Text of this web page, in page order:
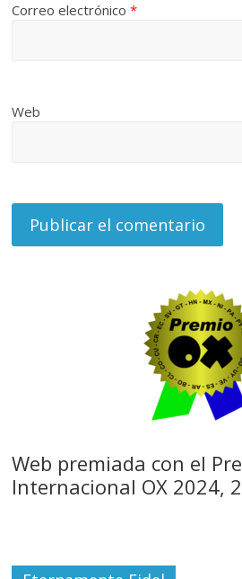
Correo electrónico*
Web
Web premiada con el
Internacional OX 2024,